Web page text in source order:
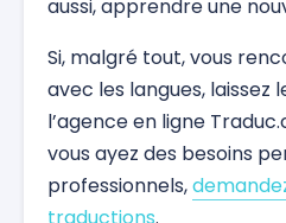
aussi, apprendre une
Si, malgré tout, vous
avec les langues, laissez
l’agence en ligne
vous ayez des besoins
professionnels,
traductions.